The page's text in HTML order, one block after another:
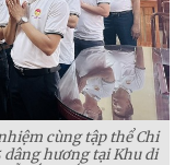
cùng tập thể Chi
dâng hương tại Khu di